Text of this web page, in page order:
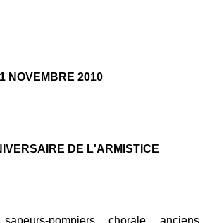
NOVEMBRE 2010
DE L'ARMISTICE
pompiers, chorale, anciens